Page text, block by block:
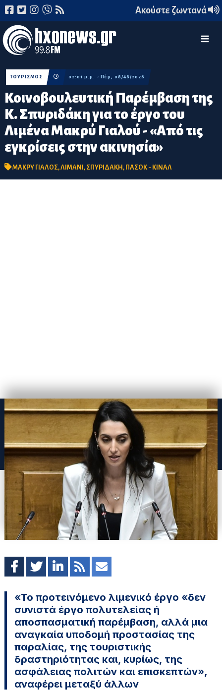
Ακούστε ζωντανά
Κοινοβουλευτική Παρέμβαση της
Κ. Σπυριδάκη για το έργο του
Λιμένα Μακρύ Γιαλού - «Από τις
εγκρίσεις στην ακινησία»
ΤΟΥΡΙΣΜΟΣ 02:01 μ.μ. - Πέμ, 08/48/2026
ΜΑΚΡΥ ΓΙΑΛΟΣ,ΛΙΜΑΝΙ, ΣΠΥΡΙΔΑΚΗ, ΠΑΣΟΚ - ΚΙΝΑΛ
«Το προτεινόμενο λιμενικό έργο «δεν
συνιστά έργο πολυτελείας ή
αποσπασματική παρέμβαση, αλλά μια
αναγκαία υποδομή προστασίας της
παραλίας, της τουριστικής
δραστηριότητας και, κυρίως, της
ασφάλειας πολιτών και επισκεπτών»,
αναφέρει μεταξύ άλλων